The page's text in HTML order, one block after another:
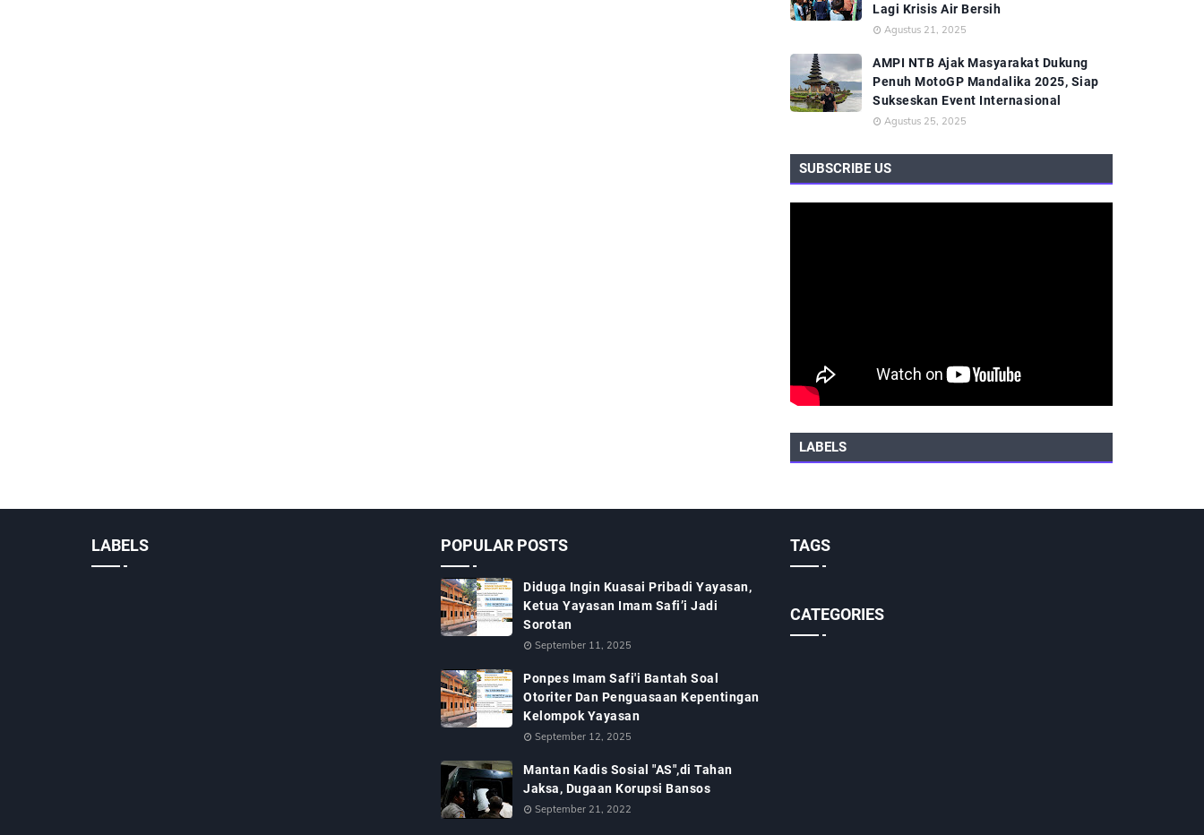
Lagi Krisis Air Bersih
Agustus 21, 2025
AMPI NTB Ajak Masyarakat Dukung
Penuh MotoGP Mandalika 2025, Siap
Sukseskan Event Internasional
Agustus 25, 2025
SUBSCRIBE US
LABELS
LABELS POPULAR POSTS
Diduga Ingin Kuasai Pribadi Yayasan,
Ketua Yayasan Imam Safi’i Jadi
Sorotan
September 11, 2025
Ponpes Imam Safi'i Bantah Soal
Otoriter Dan Penguasaan Kepentingan
Kelompok Yayasan
September 12, 2025
Mantan Kadis Sosial "AS",di Tahan
Jaksa, Dugaan Korupsi Bansos
September 21, 2022
TAGS
CATEGORIES